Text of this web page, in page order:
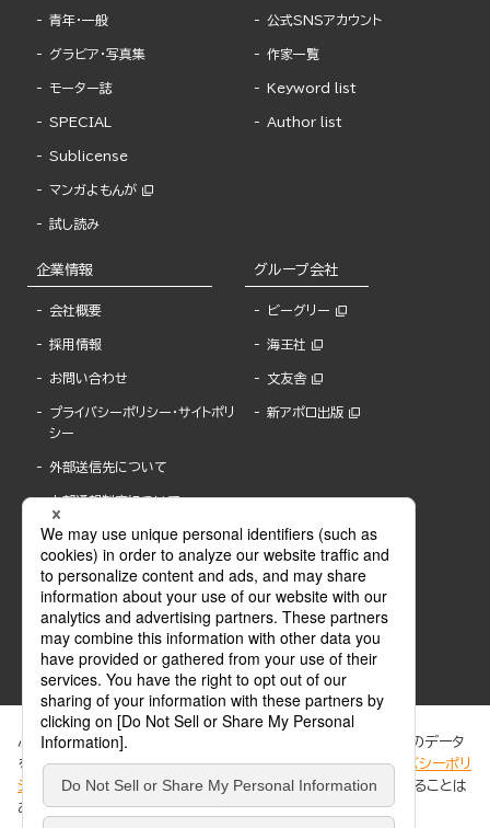
青年・一般
グラビア・写真集
モーター誌
SPECIAL
Sublicense
マンガよもんが
試し読み
公式SNSアカウント
作家一覧
Keyword list
Author list
企業情報
会社概要
採用情報
お問い合わせ
プライバシーポリシー・サイトポリ
シー
外部送信先について
内部通報制度について
グループ会社
ビーグリー
海王社
文友舎
新アポロ出版
ABJマークは、この電子書店・電子書籍配信サービスが、著作権者からコンテンツ使用許諾を
得た正規版配信サービスであることを示す登録商標(登録番号 第6091713号)です。
ぶんか社が運営するサイトでは、利便性向上のためにCookie等のデータ
を使用しています。 当社のCookieについての詳細は、「プライバシーポリ
シー
」をご覧ください。当サイトでは、訪問者の個人情報を追跡することは
ありません。